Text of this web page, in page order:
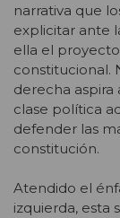
narrativa que
explicitar ante
ella el
constitucional.
derecha
clase política
defender las
constitución.
Atendido el
izquierda, esta